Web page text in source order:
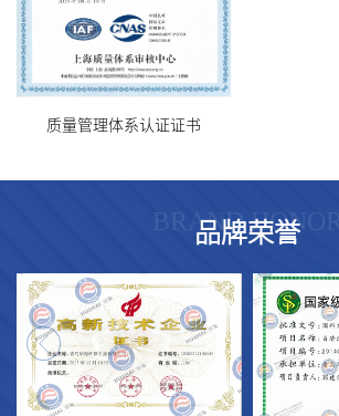
质量管理体系认证证书
BRAND HONOR
品牌荣誉